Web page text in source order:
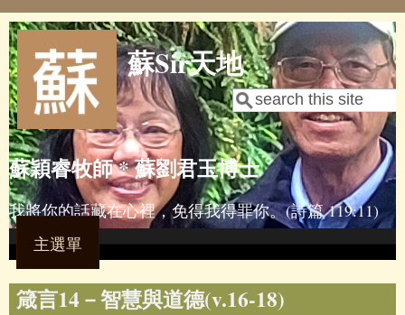
Skip to main content
蘇Sir天地
Search form
Search
蘇穎睿牧師 * 蘇劉君玉博士
我將你的話藏在心裡，免得我得罪你。(詩篇 119:11)
主選單
箴言14－智慧與道德(v.16-18)